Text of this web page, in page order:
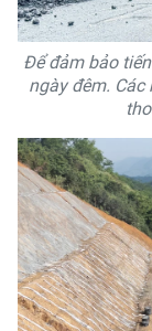
Để đảm bảo
ngày đêm.